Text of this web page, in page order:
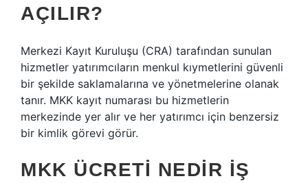
AÇILIR?
Merkezi Kayıt Kuruluşu (CRA) tarafından sunulan
hizmetler yatırımcıların menkul kıymetlerini güvenli
bir şekilde saklamalarına ve yönetmelerine olanak
tanır. MKK kayıt numarası bu hizmetlerin
merkezinde yer alır ve her yatırımcı için benzersiz
bir kimlik görevi görür.
MKK ÜCRETI NEDIR IŞ